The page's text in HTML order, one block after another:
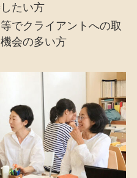
たい方
でクライアントへの取
会の多い方